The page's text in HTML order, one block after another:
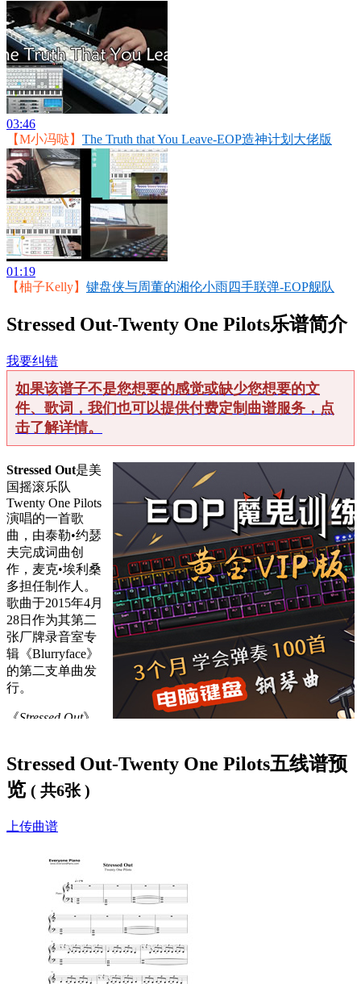
03:46
【M小冯哒】 The Truth that You Leave-EOP造神计划大佬版
01:19
【柚子Kelly】 键盘侠与周董的湘伦小雨四手联弹-EOP舰队
Stressed Out-Twenty One Pilots乐谱简介
我要纠错
如果该谱子不是您想要的感觉或缺少您想要的文
件、歌词，我们也可以提供付费定制曲谱服务，点
击了解详情。
Stressed Out是美
国摇滚乐队
Twenty One Pilots
演唱的一首歌
曲，由泰勒•约瑟
夫完成词曲创
作，麦克•埃利桑
多担任制作人。
歌曲于2015年4月
28日作为其第二
张厂牌录音室专
辑《Blurryface》
的第二支单曲发
行。
《Stressed Out》
露。歌曲分别将无忧无虑的童年生活与成年人的压力、树屋的
欢乐与学生的债务负担以及向往外太空的童年梦与对个人外表
和财富的担忧这三种对立面进行了对比。“过去做着外太空的
梦，现在人们只会嘲笑我们说‘醒醒吧，该去挣钱养活自己
了。’”，歌词看似戏谑不羁，但传达的同理心却被广大青年人
接收并为之共鸣。
歌词下方是Stressed Out钢琴谱
Stressed Out歌词：
I wish I found some better sounds no one's ever heard,
I wish I had a better voice that sang some better words,
I wish I found some chords in an order that is new,
I wish I didn't have to rhyme every time I sang,
Stressed Out-Twenty One Pilots五线谱预
览 ( 共6张 )
上传曲谱